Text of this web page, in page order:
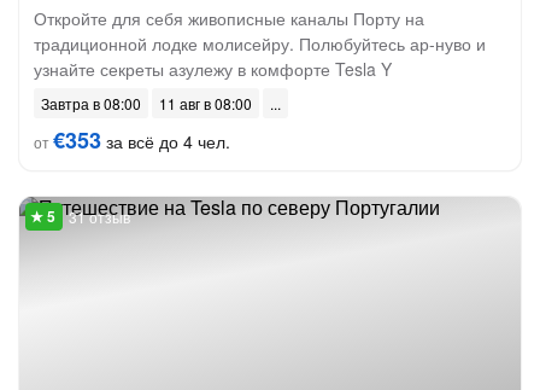
Откройте для себя живописные каналы Порту на
традиционной лодке молисейру. Полюбуйтесь ар-нуво и
узнайте секреты азулежу в комфорте Tesla Y
Завтра в 08:00
11 авг в 08:00
от€353 за всё до 4 чел.
31 отзыв